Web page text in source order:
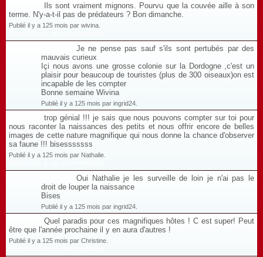
Ils sont vraiment mignons. Pourvu que la couvée aille à son
terme. N'y-a-t-il pas de prédateurs ? Bon dimanche.
Publié il y a 125 mois par wivina.
Je ne pense pas sauf s'ils sont pertubés par des
mauvais curieux
Içi nous avons une grosse colonie sur la Dordogne ,c'est un
plaisir pour beaucoup de touristes (plus de 300 oiseaux)on est
incapable de les compter
Bonne semaine Wivina
Publié il y a 125 mois par ingrid24.
trop génial !!! je sais que nous pouvons compter sur toi pour
nous raconter la naissances des petits et nous offrir encore de belles
images de cette nature magnifique qui nous donne la chance d'observer
sa faune !!! bisesssssss
Publié il y a 125 mois par Nathalie.
Oui Nathalie je les surveille de loin je n'ai pas le
droit de louper la naissance
Bises
Publié il y a 125 mois par ingrid24.
Quel paradis pour ces magnifiques hôtes ! C est super! Peut
être que l'année prochaine il y en aura d'autres !
Publié il y a 125 mois par Christine.